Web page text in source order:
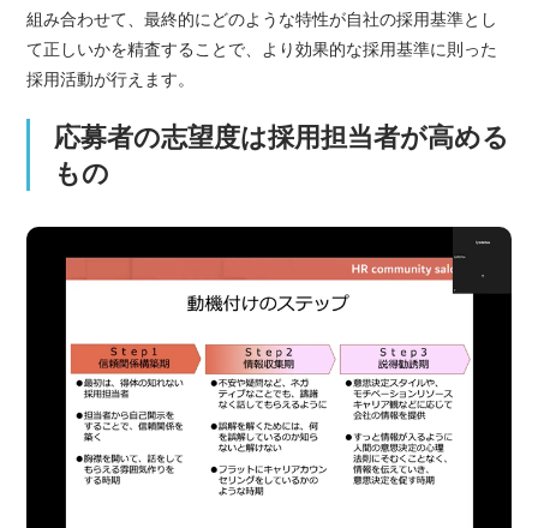
組み合わせて、最終的にどのような特性が自社の採用基準とし
て正しいかを精査することで、より効果的な採用基準に則った
採用活動が行えます。
応募者の志望度は採用担当者が高める
もの